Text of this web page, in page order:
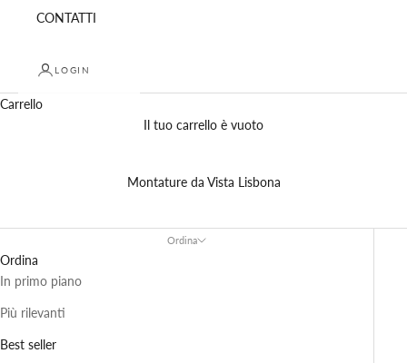
CONTATTI
LOGIN
Carrello
Il tuo carrello è vuoto
Montature da Vista Lisbona
Ordina
Ordina
In primo piano
Più rilevanti
Best seller